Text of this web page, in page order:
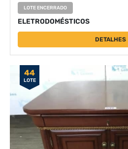
LOTE ENCERRADO
ELETRODOMÉSTICOS
DETALHES
44
LOTE